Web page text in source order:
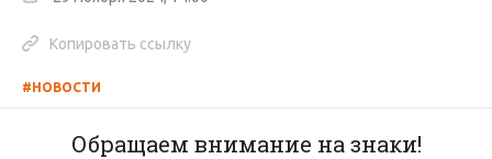
Копировать ссылку
#НОВОСТИ
Обращаем внимание на знаки!